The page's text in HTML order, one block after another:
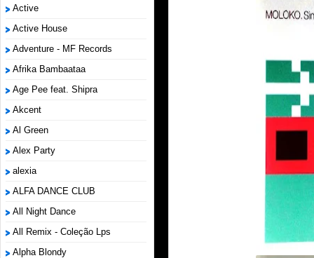
Active
Active House
Adventure - MF Records
Afrika Bambaataa
Age Pee feat. Shipra
Akcent
Al Green
Alex Party
alexia
ALFA DANCE CLUB
All Night Dance
All Remix - Coleção Lps
Alpha Blondy